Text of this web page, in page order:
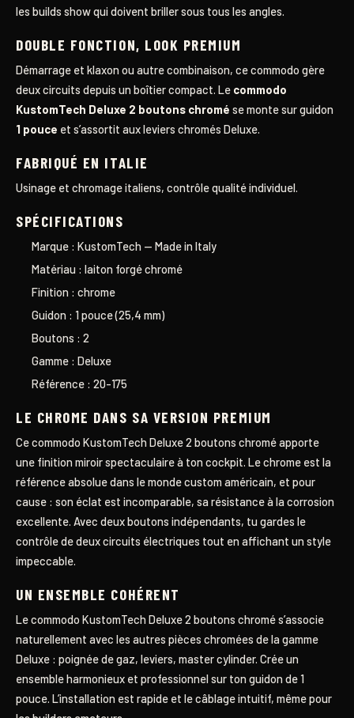
les builds show qui doivent briller sous tous les angles.
DOUBLE FONCTION, LOOK PREMIUM
Démarrage et klaxon ou autre combinaison, ce commodo gère
deux circuits depuis un boîtier compact. Le commodo
KustomTech Deluxe 2 boutons chromé se monte sur guidon
1 pouce et s’assortit aux leviers chromés Deluxe.
FABRIQUÉ EN ITALIE
Usinage et chromage italiens, contrôle qualité individuel.
SPÉCIFICATIONS
Marque : KustomTech — Made in Italy
Matériau : laiton forgé chromé
Finition : chrome
Guidon : 1 pouce (25,4 mm)
Boutons : 2
Gamme : Deluxe
Référence : 20-175
LE CHROME DANS SA VERSION PREMIUM
Ce commodo KustomTech Deluxe 2 boutons chromé apporte
une finition miroir spectaculaire à ton cockpit. Le chrome est la
référence absolue dans le monde custom américain, et pour
cause : son éclat est incomparable, sa résistance à la corrosion
excellente. Avec deux boutons indépendants, tu gardes le
contrôle de deux circuits électriques tout en affichant un style
impeccable.
UN ENSEMBLE COHÉRENT
Le commodo KustomTech Deluxe 2 boutons chromé s’associe
naturellement avec les autres pièces chromées de la gamme
Deluxe : poignée de gaz, leviers, master cylinder. Crée un
ensemble harmonieux et professionnel sur ton guidon de 1
pouce. L’installation est rapide et le câblage intuitif, même pour